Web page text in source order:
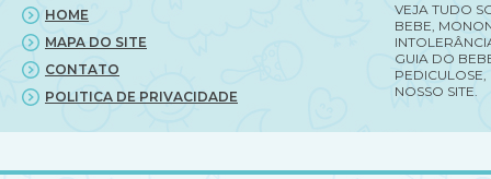
HOME
MAPA DO SITE
CONTATO
POLITICA DE PRIVACIDADE
VEJA TUDO
BEBE,
GUIA DO
PEDICULOSE,
NOSSO SITE.